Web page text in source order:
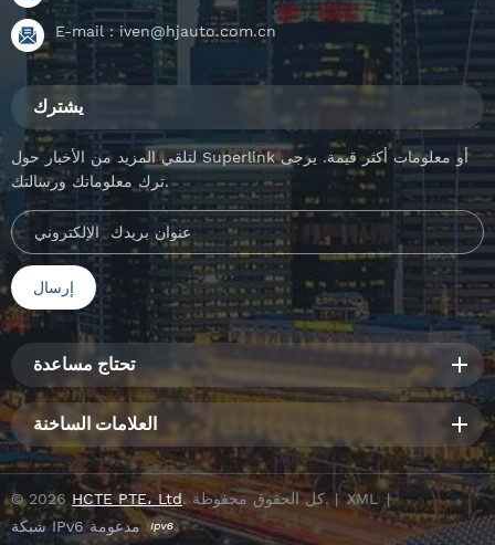
E-mail :iven@hjauto.com.cn
يشترك
لتلقي المزيد من الأخبار حول Superlink أو معلومات أكثر قيمة. يرجى
ترك معلوماتك ورسالتك.
تحتاج مساعدة
العلامات الساخنة
© 2026 HCTE PTE، Ltd . كل الحقوق محفوظة. | XML
|
شبكة IPv6 مدعومة